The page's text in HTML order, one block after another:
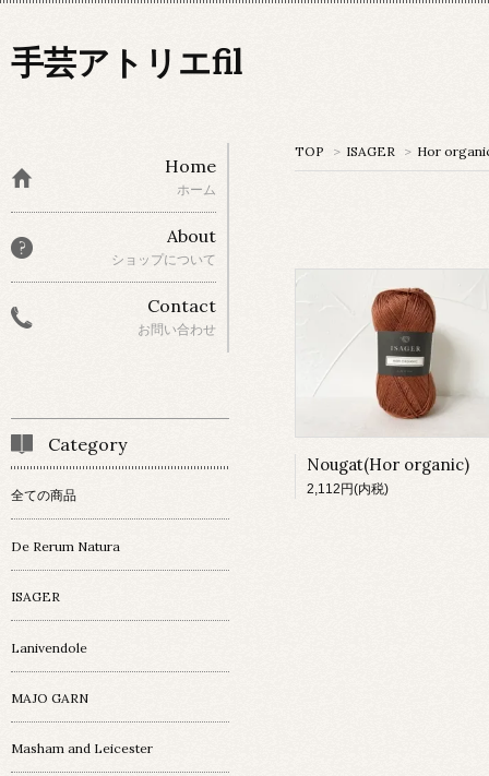
手芸アトリエfil
TOP > ISAGER > Hor
Nougat(Hor organic)
2,112円(内税)
Home
ホーム
About
ショップについて
Contact
お問い合わせ
Category
全ての商品
De Rerum Natura
ISAGER
Lanivendole
MAJO GARN
Masham and Leicester